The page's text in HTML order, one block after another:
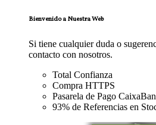
Bienvenido a Nuestra Web
Si tiene cualquier duda o
contacto con nosotros.
Total Confianza
Compra HTTPS
Pasarela de Pago
93% de Referencias en